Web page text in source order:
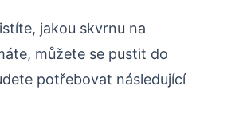
jakou skvrnu na
můžete se pustit do
potřebovat následující